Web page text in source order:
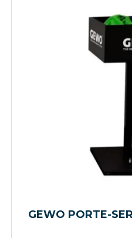
GEWO PORTE-